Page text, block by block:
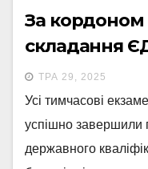
За
складання
ТРА 29, 2025
Усі тимчасові
успішно завершили
державного